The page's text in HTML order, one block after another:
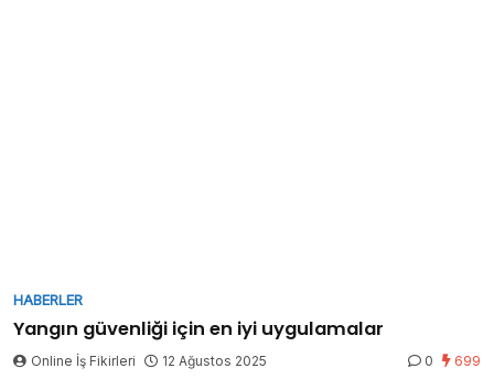
HABERLER
Yangın güvenliği için en iyi uygulamalar
Online İş Fikirleri 12 Ağustos 2025 0 699